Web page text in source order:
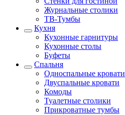
Журнальные столики
TВ-Тумбы
Кухня
Кухонные гарнитуры
Кухонные столы
Буфеты
Спальня
Односпальные кровати
Двуспальные кровати
Комоды
Туалетные столики
Прикроватные тумбы